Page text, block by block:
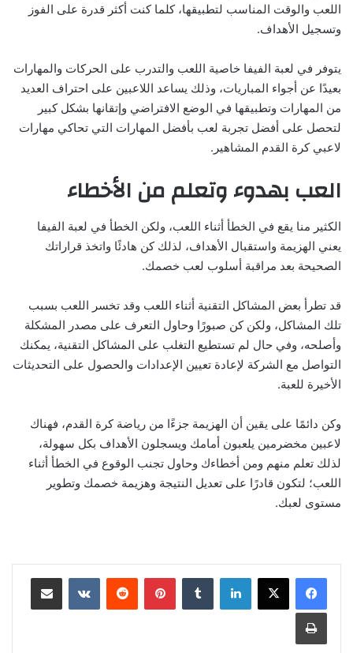
اللعب والوقت المناسب لتطبيقها، كلما كنت أكثر قدرة على الفوز
وتسجيل الأهداف.
يتوفر في لعبة الفيفا خاصية اللعب والتدرب على الحركات والمهارات
بعيدًا عن أجواء المباريات، وذلك يساعد اللاعبين على احتراف العديد
من المهارات وتطبيقها في الوضع الافتراضي وإتقانها بشكل كبير
لتحصل على أفضل تجربة لعب بأفضل المهارات التي تحاكي مهارات
لاعبي كرة القدم المشاهير.
العب بهدوء وتعلم من الأخطاء
الكثير منا يقع في الخطأ أثناء اللعب، ولكن الخطأ في لعبة الفيفا
يعني الهزيمة واستقبال الأهداف، لذلك كن هادئًا واتخذ قراراتك
الصحيحة بعد مراقبة أسلوب لعب خصمك.
قد تطرأ بعض المشاكل التقنية أثناء اللعب وقد تخسر اللعب بسبب
تلك المشاكل، ولكن كن صبورًا وحاول التعرف على مصدر المشكلة
وأصلحه، وفي حال لم تستطيع التغلب على المشاكل التقنية، يمكنك
التواصل مع الشركة لإعادة تعيين الإعدادات والحصول على التحديثات
الأخيرة للعبة.
وكن دائمًا على يقين أن الهزيمة جزءًا من رياضة كرة القدم، فهناك
لاعبين مخضرمين يلعبون أمامك ويسجلون الأهداف بكل سهولة،
لذلك تعلم منهم ومن أخطاءك وحاول تجنب الوقوع في الخطأ أثناء
اللعب؛ لتكون قادرًا على تعديل النتيجة وهزيمة خصمك وتطوير
مستوى لعبك.
لينكدإن بينتيريست